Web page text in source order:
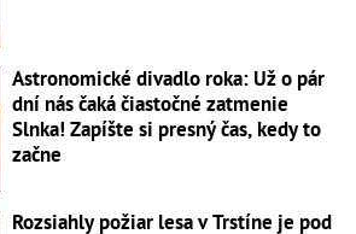
Astronomické divadlo roka: Už o pár
dní nás čaká čiastočné zatmenie
Slnka! Zapíšte si presný čas, kedy to
začne
Rozsiahly požiar lesa v Trstíne je pod